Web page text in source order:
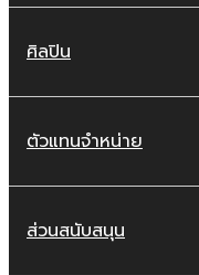
ศิลปิน
ตัวแทนจำหน่าย
ส่วนสนับสนุน